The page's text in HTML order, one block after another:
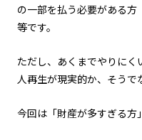
の一部を払う必要がある方
等です。
ただし、あくまでやりに
人再生が現実的か、そうで
今回は「財産が多すぎる方